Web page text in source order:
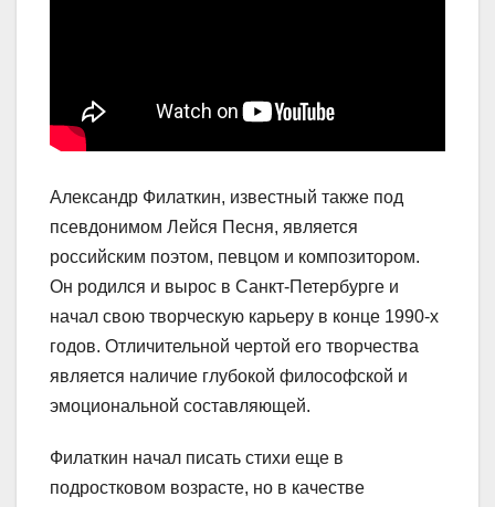
Александр Филаткин, известный также под
псевдонимом Лейся Песня, является
российским поэтом, певцом и композитором.
Он родился и вырос в Санкт-Петербурге и
начал свою творческую карьеру в конце 1990-х
годов. Отличительной чертой его творчества
является наличие глубокой философской и
эмоциональной составляющей.
Филаткин начал писать стихи еще в
подростковом возрасте, но в качестве